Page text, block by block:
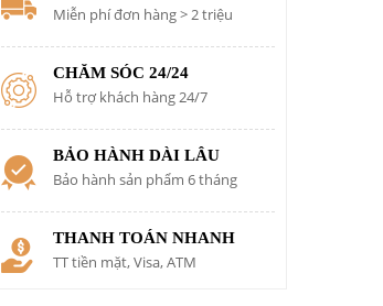
Miễn phí đơn hàng > 2 triệu
CHĂM SÓC 24/24
Hỗ trợ khách hàng 24/7
BẢO HÀNH DÀI LÂU
Bảo hành sản phẩm 6 tháng
THANH TOÁN NHANH
TT tiền mặt, Visa, ATM